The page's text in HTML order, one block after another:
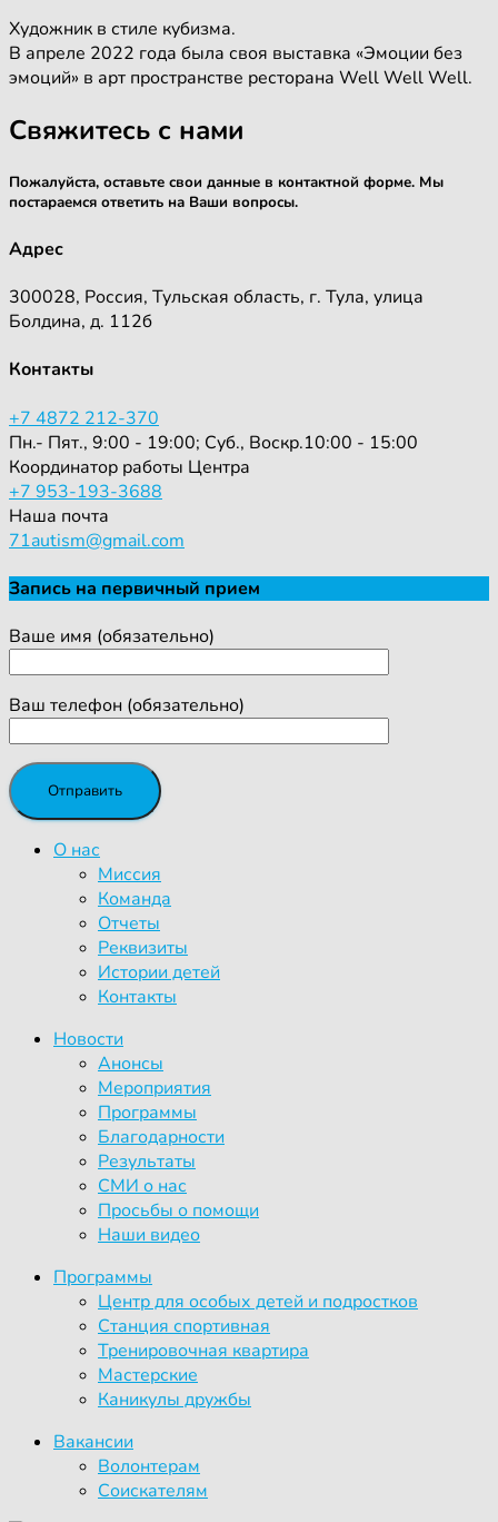
Художник в стиле кубизма.
В апреле 2022 года была своя выставка «Эмоции без
эмоций» в арт пространстве ресторана Well Well Well.
Свяжитесь с нами
Пожалуйста, оставьте свои данные в контактной форме. Мы
постараемся ответить на Ваши вопросы.
Адрес
300028, Россия, Тульская область, г. Тула, улица
Болдина, д. 112б
Контакты
+7 4872 212-370
Пн.- Пят., 9:00 - 19:00; Суб., Воскр.10:00 - 15:00
Координатор работы Центра
+7 953-193-3688
Наша почта
71autism@gmail.com
Запись на первичный прием
Ваше имя (обязательно)
Ваш телефон (обязательно)
О нас
Миссия
Команда
Отчеты
Реквизиты
Истории детей
Контакты
Новости
Анонсы
Мероприятия
Программы
Благодарности
Результаты
СМИ о нас
Просьбы о помощи
Наши видео
Программы
Центр для особых детей и подростков
Станция спортивная
Тренировочная квартира
Мастерские
Каникулы дружбы
Вакансии
Волонтерам
Соискателям